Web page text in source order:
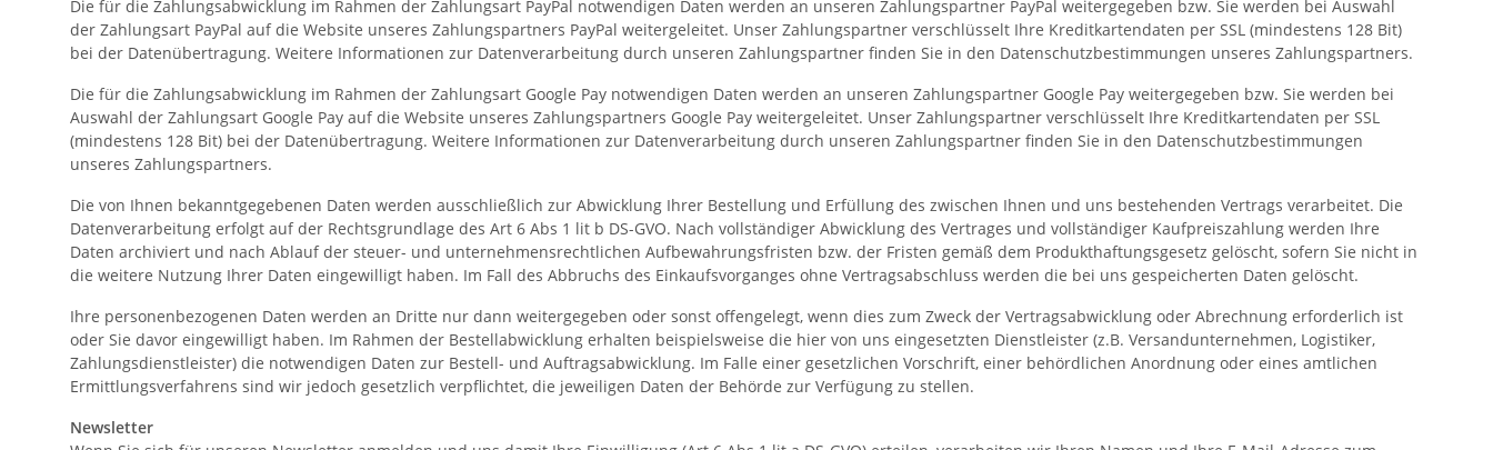
Die für die Zahlungsabwicklung im Rahmen der Zahlungsart PayPal notwendigen Daten werden an unseren Zahlungspartner PayPal weitergegeben bzw. Sie werden bei Auswahl
der Zahlungsart PayPal auf die Website unseres Zahlungspartners PayPal weitergeleitet. Unser Zahlungspartner verschlüsselt Ihre Kreditkartendaten per SSL (mindestens 128 Bit)
bei der Datenübertragung. Weitere Informationen zur Datenverarbeitung durch unseren Zahlungspartner finden Sie in den Datenschutzbestimmungen unseres Zahlungspartners.
Die für die Zahlungsabwicklung im Rahmen der Zahlungsart Google Pay notwendigen Daten werden an unseren Zahlungspartner Google Pay weitergegeben bzw. Sie werden bei
Auswahl der Zahlungsart Google Pay auf die Website unseres Zahlungspartners Google Pay weitergeleitet. Unser Zahlungspartner verschlüsselt Ihre Kreditkartendaten per SSL
(mindestens 128 Bit) bei der Datenübertragung. Weitere Informationen zur Datenverarbeitung durch unseren Zahlungspartner finden Sie in den Datenschutzbestimmungen
unseres Zahlungspartners.
Die von Ihnen bekanntgegebenen Daten werden ausschließlich zur Abwicklung Ihrer Bestellung und Erfüllung des zwischen Ihnen und uns bestehenden Vertrags verarbeitet. Die
Datenverarbeitung erfolgt auf der Rechtsgrundlage des Art 6 Abs 1 lit b DS-GVO. Nach vollständiger Abwicklung des Vertrages und vollständiger Kaufpreiszahlung werden Ihre
Daten archiviert und nach Ablauf der steuer- und unternehmensrechtlichen Aufbewahrungsfristen bzw. der Fristen gemäß dem Produkthaftungsgesetz gelöscht, sofern Sie nicht in
die weitere Nutzung Ihrer Daten eingewilligt haben. Im Fall des Abbruchs des Einkaufsvorganges ohne Vertragsabschluss werden die bei uns gespeicherten Daten gelöscht.
Ihre personenbezogenen Daten werden an Dritte nur dann weitergegeben oder sonst offengelegt, wenn dies zum Zweck der Vertragsabwicklung oder Abrechnung erforderlich ist
oder Sie davor eingewilligt haben. Im Rahmen der Bestellabwicklung erhalten beispielsweise die hier von uns eingesetzten Dienstleister (z.B. Versandunternehmen, Logistiker,
Zahlungsdienstleister) die notwendigen Daten zur Bestell- und Auftragsabwicklung. Im Falle einer gesetzlichen Vorschrift, einer behördlichen Anordnung oder eines amtlichen
Ermittlungsverfahrens sind wir jedoch gesetzlich verpflichtet, die jeweiligen Daten der Behörde zur Verfügung zu stellen.
Newsletter